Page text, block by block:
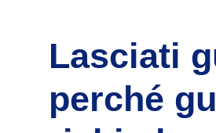
Lasciati
perché